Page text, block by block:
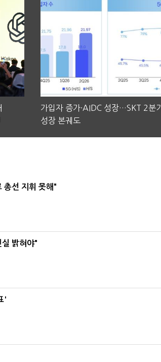
가입자 증가·AIDC 성장…SKT 2분기
성장 본궤도
총선 지휘 못해"
밝혀야"
'